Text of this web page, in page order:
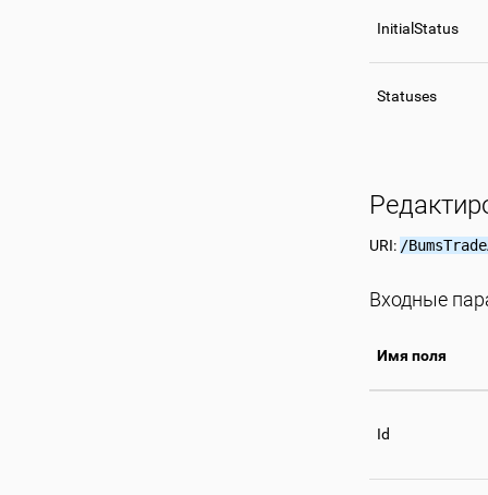
InitialStatus
Statuses
URI: /
Входные
Имя поля
Id